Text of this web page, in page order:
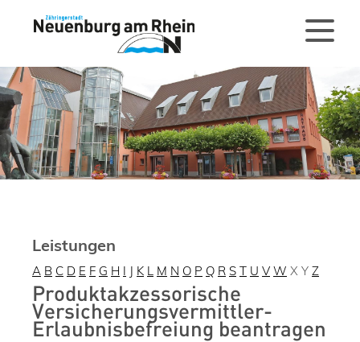
Leistungen
A B C D E F G H I J K L M N O P Q R S T U V W X Y Z
Produktakzessorische
Versicherungsvermittler-
Erlaubnisbefreiung beantragen